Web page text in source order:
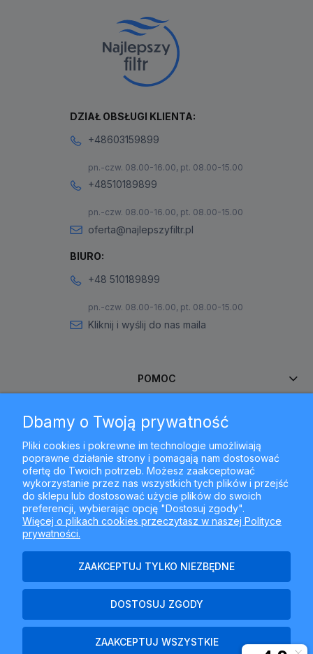
DZIAŁ OBSŁUGI KLIENTA:
+48603159899
pn.-czw. 08.00-16.00, pt. 08.00-15.00
+48510189899
pn.-czw. 08.00-16.00, pt. 08.00-15.00
oferta@najlepszyfiltr.pl
BIURO:
+48 510189899
pn.-czw. 08.00-16.00, pt. 08.00-15.00
Kliknij i wyślij do nas maila
POMOC
MOJE KONTO
PŁATNOŚCI I DOSTAWA
INFORMACJE
Najlepszyfiltr.pl - ul. Krakowska 367, 43-300 Bielsko-Biała, woj.
śląskie
Dbamy o Twoją prywatność
Pliki cookies i pokrewne im technologie umożliwiają
poprawne działanie strony i pomagają nam dostosować
ofertę do Twoich potrzeb. Możesz zaakceptować
wykorzystanie przez nas wszystkich tych plików i przejść
do sklepu lub dostosować użycie plików do swoich
preferencji, wybierając opcję "Dostosuj zgody".
Więcej o plikach cookies przeczytasz w naszej Polityce
prywatności.
ZAAKCEPTUJ TYLKO NIEZBĘDNE
DOSTOSUJ ZGODY
ZAAKCEPTUJ WSZYSTKIE